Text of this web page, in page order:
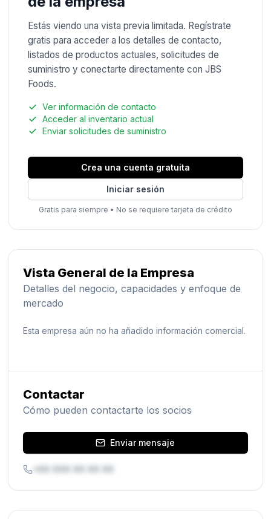
Estás viendo una vista previa limitada. Regístrate
gratis para acceder a los detalles de contacto,
listados de productos actuales, solicitudes de
suministro y conectarte directamente con JBS
Foods.
Ver información de contacto
Acceder al inventario actual
Enviar solicitudes de suministro
Crea una cuenta gratuita
Iniciar sesión
Gratis para siempre • No se requiere tarjeta de crédito
Vista General de la Empresa
Detalles del negocio, capacidades y enfoque de
mercado
Esta empresa aún no ha añadido información comercial.
Contactar
Cómo pueden contactarte los socios
Enviar mensaje